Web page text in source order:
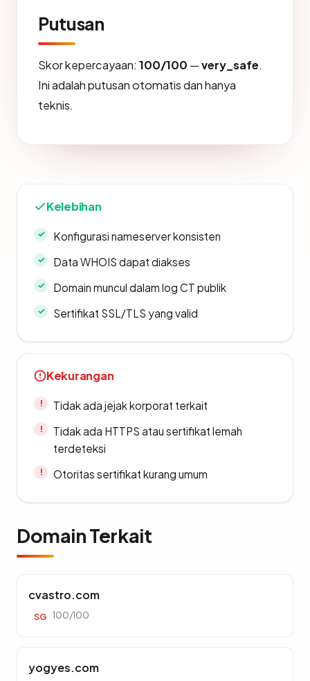
Putusan
Skor kepercayaan: 100/100 —very_safe.
Ini adalah putusan otomatis dan hanya
teknis.
Kelebihan
Konfigurasi nameserver konsisten
Data WHOIS dapat diakses
Domain muncul dalam log CT publik
Sertifikat SSL/TLS yang valid
Kekurangan
Tidak ada jejak korporat terkait
Tidak ada HTTPS atau sertifikat lemah
terdeteksi
Otoritas sertifikat kurang umum
Domain Terkait
cvastro.com
SG 100/100
yogyes.com